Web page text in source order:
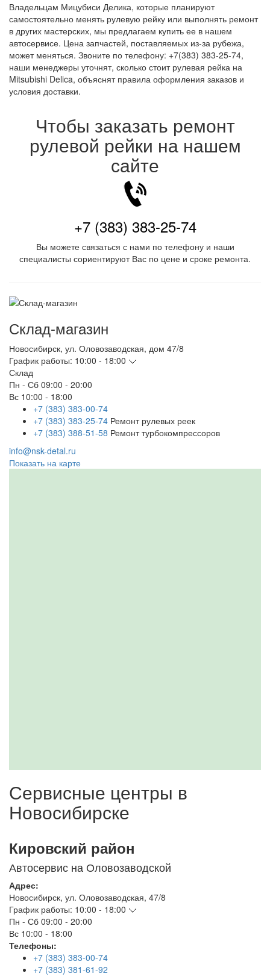
Владельцам Мицубиси Делика, которые планируют
самостоятельно менять рулевую рейку или выполнять ремонт
в других мастерских, мы предлагаем купить ее в нашем
автосервисе. Цена запчастей, поставляемых из-за рубежа,
может меняться. Звоните по телефону: +7(383) 383-25-74,
наши менеджеры уточнят, сколько стоит рулевая рейка на
Mitsubishi Delica, объяснят правила оформления заказов и
условия доставки.
Чтобы заказать ремонт
рулевой рейки на нашем
сайте
+7 (383) 383-25-74
Вы можете связаться с нами по телефону и наши
специалисты сориентируют Вас по цене и сроке ремонта.
Склад-магазин
Новосибирск, ул. Оловозаводская, дом 47/8
График работы: 10:00 - 18:00
Склад
Пн - Сб 09:00 - 20:00
Вс 10:00 - 18:00
+7 (383) 383-00-74
+7 (383) 383-25-74 Ремонт рулевых реек
+7 (383) 388-51-58 Ремонт турбокомпрессоров
info@nsk-detal.ru
Показать на карте
Сервисные центры в
Новосибирске
Кировский район
Автосервис на Оловозаводской
Адрес:
Новосибирск, ул. Оловозаводская, 47/8
График работы: 10:00 - 18:00
Пн - Сб 09:00 - 20:00
Вс 10:00 - 18:00
Телефоны:
+7 (383) 383-00-74
+7 (383) 381-61-92